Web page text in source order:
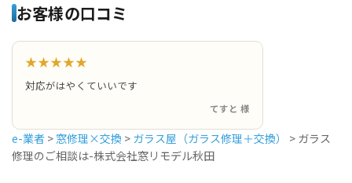
お客様の口コミ
★★★★★
対応がはやくていいです
てすと 様
e-業者 > 窓修理×交換 > ガラス屋（ガラス修理＋交換） > ガラス
修理のご相談は-株式会社窓リモデル秋田